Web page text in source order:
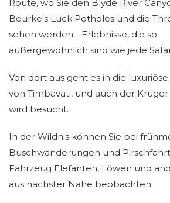
Route, wo Sie den Blyde River
Bourke's Luck Potholes und die
sehen werden - Erlebnisse, die so
außergewöhnlich sind wie jede
Von dort aus geht es in die
von Timbavati, und auch der
wird besucht.
In der Wildnis können Sie bei
Buschwanderungen und
Fahrzeug Elefanten, Löwen und
aus nächster Nähe beobachten.